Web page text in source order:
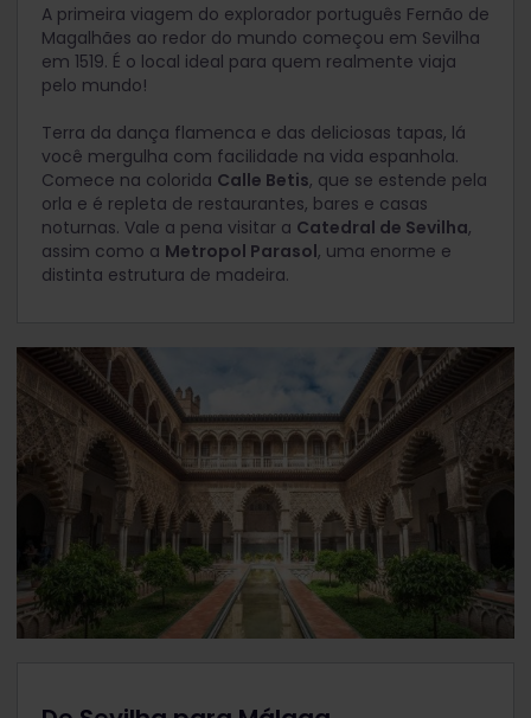
A primeira viagem do explorador português Fernão de
Magalhães ao redor do mundo começou em Sevilha
em 1519. É o local ideal para quem realmente viaja
pelo mundo!
Terra da dança flamenca e das deliciosas tapas, lá
você mergulha com facilidade na vida espanhola.
Comece na colorida Calle Betis, que se estende pela
orla e é repleta de restaurantes, bares e casas
noturnas. Vale a pena visitar a Catedral de Sevilha,
assim como a Metropol Parasol, uma enorme e
distinta estrutura de madeira.